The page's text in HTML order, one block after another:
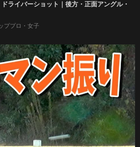
ライバーショット｜後方・正面アングル・
ププロ・女子